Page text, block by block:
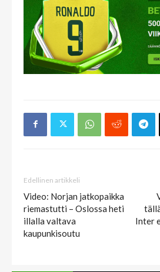
Edellinen artikkeli
Video: Norjan jatkopaikka
riemastutti – Oslossa heti
illalla valtava
kaupunkisoutu
Inter